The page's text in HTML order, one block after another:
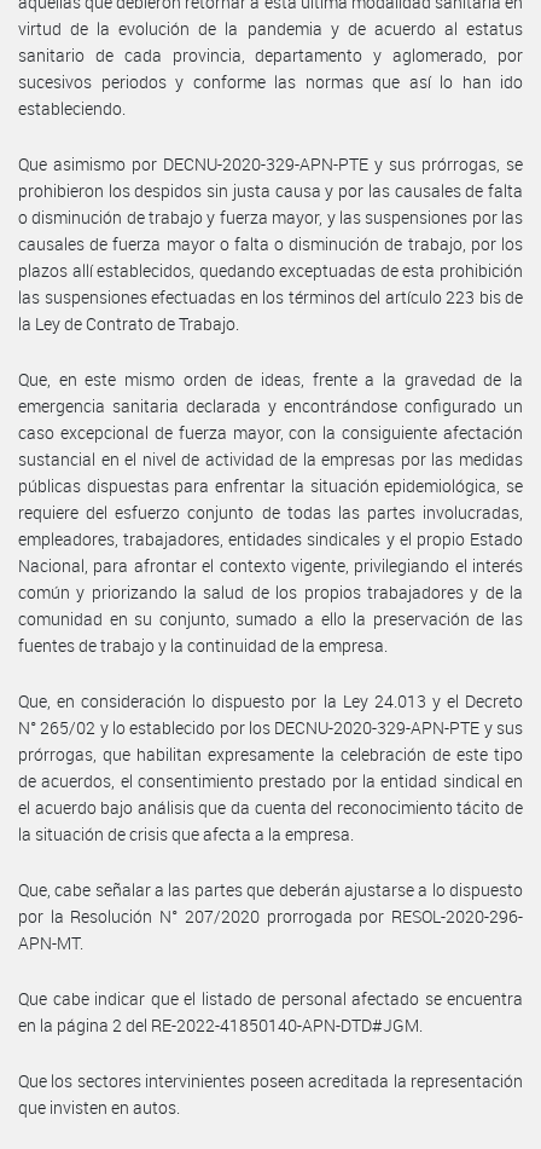
virtud de la evolución de la pandemia y de acuerdo al estatus
sanitario de cada provincia, departamento y aglomerado, por
sucesivos periodos y conforme las normas que así lo han ido
estableciendo.
Que asimismo por DECNU-2020-329-APN-PTE y sus prórrogas, se
prohibieron los despidos sin justa causa y por las causales de falta
o disminución de trabajo y fuerza mayor, y las suspensiones por las
causales de fuerza mayor o falta o disminución de trabajo, por los
plazos allí establecidos, quedando exceptuadas de esta prohibición
las suspensiones efectuadas en los términos del artículo 223 bis de
la Ley de Contrato de Trabajo.
Que, en este mismo orden de ideas, frente a la gravedad de la
emergencia sanitaria declarada y encontrándose configurado un
caso excepcional de fuerza mayor, con la consiguiente afectación
sustancial en el nivel de actividad de la empresas por las medidas
públicas dispuestas para enfrentar la situación epidemiológica, se
requiere del esfuerzo conjunto de todas las partes involucradas,
empleadores, trabajadores, entidades sindicales y el propio Estado
Nacional, para afrontar el contexto vigente, privilegiando el interés
común y priorizando la salud de los propios trabajadores y de la
comunidad en su conjunto, sumado a ello la preservación de las
fuentes de trabajo y la continuidad de la empresa.
Que, en consideración lo dispuesto por la Ley 24.013 y el Decreto
N° 265/02 y lo establecido por los DECNU-2020-329-APN-PTE y sus
prórrogas, que habilitan expresamente la celebración de este tipo
de acuerdos, el consentimiento prestado por la entidad sindical en
el acuerdo bajo análisis que da cuenta del reconocimiento tácito de
la situación de crisis que afecta a la empresa.
Que, cabe señalar a las partes que deberán ajustarse a lo dispuesto
por la Resolución N° 207/2020 prorrogada por RESOL-2020-296-
APN-MT.
Que cabe indicar que el listado de personal afectado se encuentra
en la página 2 del RE-2022-41850140-APN-DTD#JGM.
Que los sectores intervinientes poseen acreditada la representación
que invisten en autos.